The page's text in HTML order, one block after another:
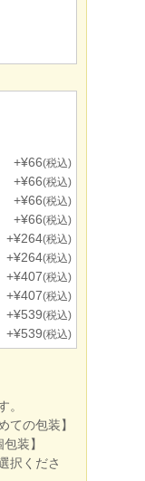
+¥66 税込
+¥66 税込
+¥66 税込
+¥66 税込
+¥264 税込
+¥264 税込
+¥407 税込
+¥407 税込
+¥539 税込
+¥539 税込
。
の包装】
装】
択くださ